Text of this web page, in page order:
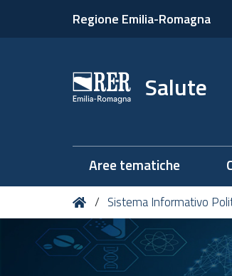
Regione Emilia-Romagna
Salute
Aree tematiche
Tu
sei
qui:
HomeSistema Informativo